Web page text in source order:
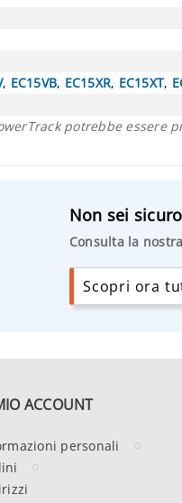
, EC15VB, EC15XR, EC15XT,
potrebbe essere
Non sei
Consulta la
Scopri ora
ACCOUNT
personali